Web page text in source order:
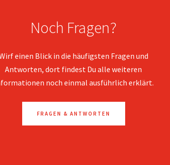
Noch Fragen?
einen Blick in die häufigsten Fragen und
Antworten, dort findest Du alle weiteren
noch einmal ausführlich erklärt.
FRAGEN & ANTWORTEN